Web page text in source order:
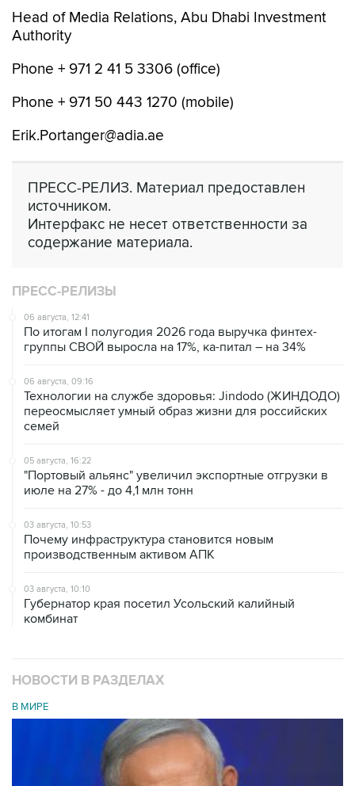
Head of Media Relations, Abu Dhabi Investment
Authority
Phone + 971 2 41 5 3306 (office)
Phone + 971 50 443 1270 (mobile)
Erik.Portanger@adia.ae
ПРЕСС-РЕЛИЗ. Материал предоставлен
источником.
Интерфакс не несет ответственности за
содержание материала.
ПРЕСС-РЕЛИЗЫ
06 августа, 12:41
По итогам I полугодия 2026 года выручка финтех-
группы СВОЙ выросла на 17%, ка-питал – на 34%
06 августа, 09:16
Технологии на службе здоровья: Jindodo (ЖИНДОДО)
переосмысляет умный образ жизни для российских
семей
05 августа, 16:22
"Портовый альянс" увеличил экспортные отгрузки в
июле на 27% - до 4,1 млн тонн
03 августа, 10:53
Почему инфраструктура становится новым
производственным активом АПК
03 августа, 10:10
Губернатор края посетил Усольский калийный
комбинат
НОВОСТИ В РАЗДЕЛАХ
В МИРЕ